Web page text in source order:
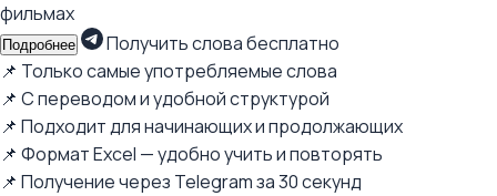
фильмах
Подробнее
Получить слова бесплатно
📌 Только самые употребляемые слова
📌 С переводом и удобной структурой
📌 Подходит для начинающих и продолжающих
📌 Формат Excel — удобно учить и повторять
📌 Получение через Telegram за 30 секунд